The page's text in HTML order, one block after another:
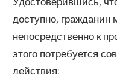
доступно, гражданин
непосредственно к
этого потребуется
действия: